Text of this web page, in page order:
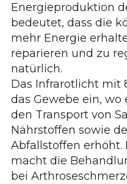
Energieproduktion
bedeutet, dass die
mehr Energie
reparieren und zu
natürlich.
Das Infrarotlicht mit
das Gewebe ein,
den Transport von
Nährstoffen sowie
Abfallstoffen erhöht.
macht die
bei